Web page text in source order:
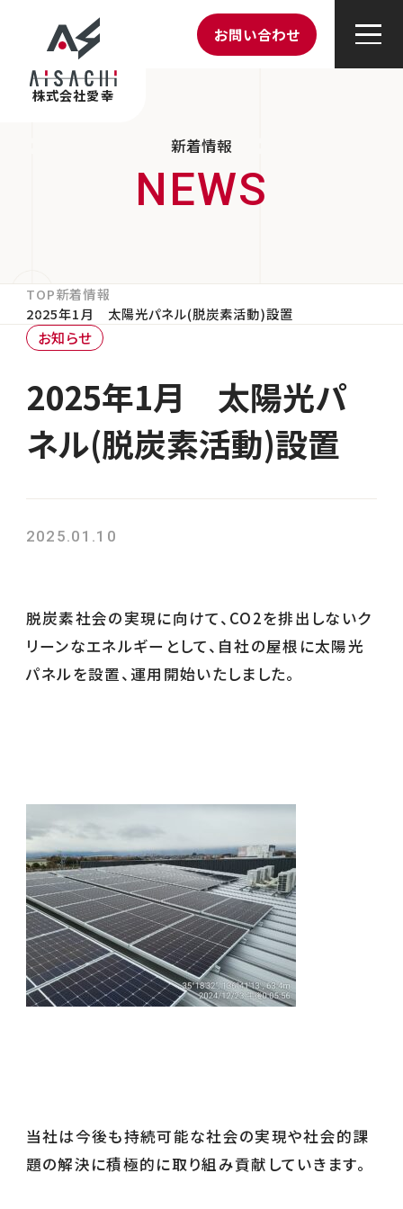
株式会社愛幸
お問い合わせ
新着情報
TOP新着情報
2025年1月 太陽光パネル(脱炭素活動)設置
お知らせ
2025年1月 太陽光パ
ネル(脱炭素活動)設置
2025.01.10
脱炭素社会の実現に向けて、CO2を排出しないク
リーンなエネルギーとして、自社の屋根に太陽光
パネルを設置、運用開始いたしました。
当社は今後も持続可能な社会の実現や社会的課
題の解決に積極的に取り組み貢献していきます。